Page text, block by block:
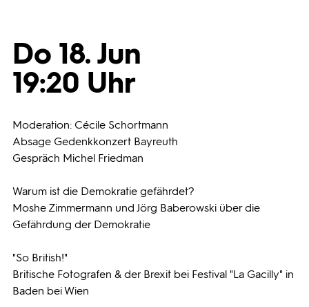
Bilder
3sat
Do 18. Jun
19:20 Uhr
Moderation: Cécile Schortmann
Absage Gedenkkonzert Bayreuth
Gespräch Michel Friedman
Warum ist die Demokratie gefährdet?
Moshe Zimmermann und Jörg Baberowski über die
Gefährdung der Demokratie
"So British!"
Britische Fotografen & der Brexit bei Festival "La Gacilly" in
Baden bei Wien